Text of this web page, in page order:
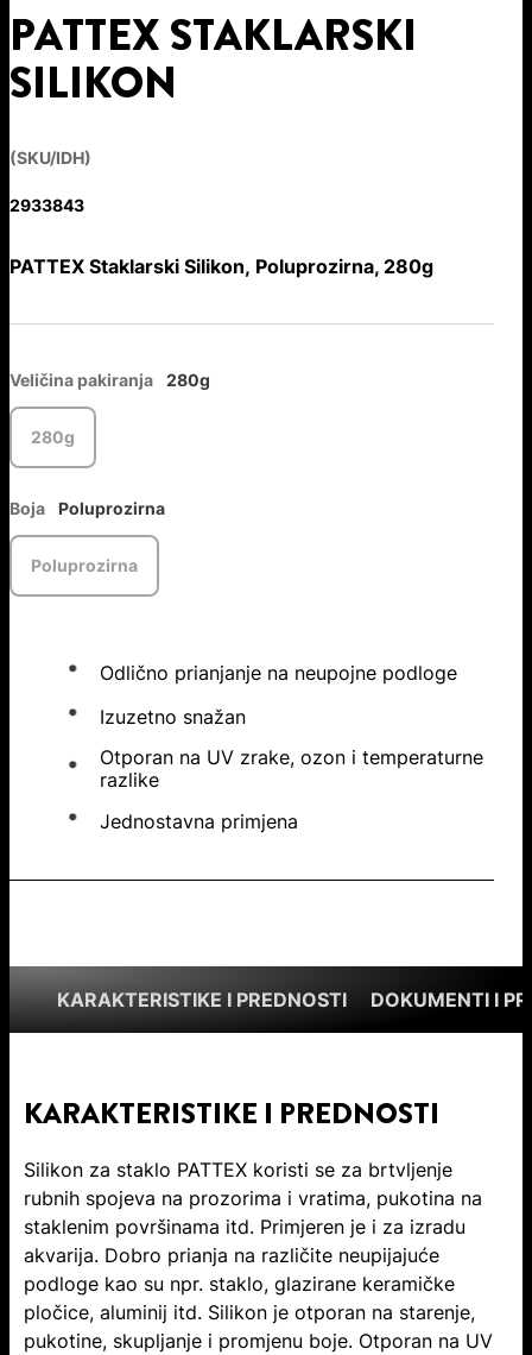
PATTEX STAKLARSKI
SILIKON
(SKU/IDH)
2933843
PATTEX Staklarski Silikon, Poluprozirna, 280g
Veličina pakiranja 280g
280g
Boja Poluprozirna
Poluprozirna
Odlično prianjanje na neupojne podloge
Izuzetno snažan
Otporan na UV zrake, ozon i temperaturne
razlike
Jednostavna primjena
KARAKTERISTIKE I PREDNOSTI DOKUMENTI I
KARAKTERISTIKE I PREDNOSTI
Silikon za staklo PATTEX koristi se za brtvljenje
rubnih spojeva na prozorima i vratima, pukotina na
staklenim površinama itd. Primjeren je i za izradu
akvarija. Dobro prianja na različite neupijajuće
podloge kao su npr. staklo, glazirane keramičke
pločice, aluminij itd. Silikon je otporan na starenje,
pukotine, skupljanje i promjenu boje. Otporan na UV